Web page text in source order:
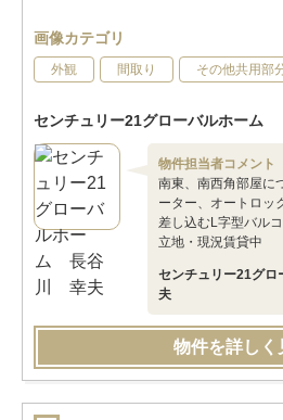
画像カテゴリ
外観 間取り その他共用部
センチュリー21グローバルホーム
物件担当者コメント
南東、南西角部屋に
ーター、オートロッ
差し込むL字型バル
立地・現況賃貸中
センチュリー21グ
夫
物件を詳しく